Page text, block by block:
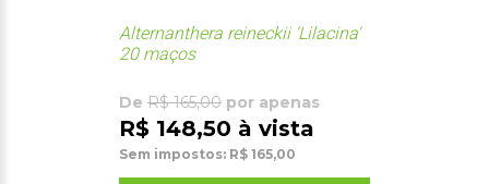
Alternanthera reineckii 'Lilacina'
20 maços
De R$ 165,00 por apenas
R$ 148,50 à vista
Sem impostos: R$ 165,00